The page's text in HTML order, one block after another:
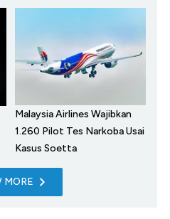
Malaysia Airlines Wajibkan
1.260 Pilot Tes Narkoba Usai
Kasus Soetta
MORE